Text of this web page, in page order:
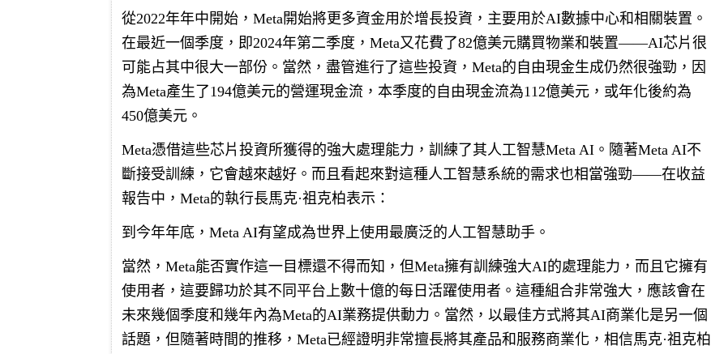
從2022年年中開始，Meta開始將更多資金用於增長投資，主要用於AI數據中心和相關裝置。
在最近一個季度，即2024年第二季度，Meta又花費了82億美元購買物業和裝置——AI芯片很
可能占其中很大一部份。當然，盡管進行了這些投資，Meta的自由現金生成仍然很強勁，因
為Meta產生了194億美元的營運現金流，本季度的自由現金流為112億美元，或年化後約為
450億美元。
Meta憑借這些芯片投資所獲得的強大處理能力，訓練了其人工智慧Meta AI。隨著Meta AI不
斷接受訓練，它會越來越好。而且看起來對這種人工智慧系統的需求也相當強勁——在收益
報告中，Meta的執行長馬克·祖克柏表示：
到今年年底，Meta AI有望成為世界上使用最廣泛的人工智慧助手。
當然，Meta能否實作這一目標還不得而知，但Meta擁有訓練強大AI的處理能力，而且它擁有
使用者，這要歸功於其不同平台上數十億的每日活躍使用者。這種組合非常強大，應該會在
未來幾個季度和幾年內為Meta的AI業務提供動力。當然，以最佳方式將其AI商業化是另一個
話題，但隨著時間的推移，Meta已經證明非常擅長將其產品和服務商業化，相信馬克·祖克柏